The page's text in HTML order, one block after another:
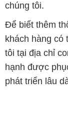
chúng tôi.
Để biết thêm
khách hàng có
tôi tại địa chỉ
hạnh được
phát triển lâu